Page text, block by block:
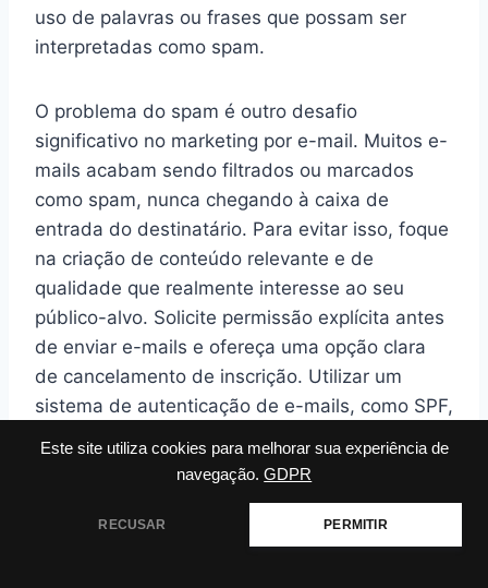
Este site utiliza cookies para melhorar sua experiência de
navegação. GDPR
RECUSAR PERMITIR
uso de palavras ou frases que possam ser
interpretadas como spam.
O problema do spam é outro desafio
significativo no marketing por e-mail. Muitos e-
mails acabam sendo filtrados ou marcados
como spam, nunca chegando à caixa de
entrada do destinatário. Para evitar isso, foque
na criação de conteúdo relevante e de
qualidade que realmente interesse ao seu
público-alvo. Solicite permissão explícita antes
de enviar e-mails e ofereça uma opção clara
de cancelamento de inscrição. Utilizar um
sistema de autenticação de e-mails, como SPF,
melhorar a reputação do seu domínio e reduzir
como spam.